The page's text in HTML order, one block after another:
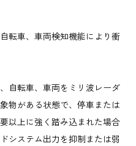
転車、車両検知機能により衝
自転車、車両をミリ波レーダ
物がある状態で、停車または
以上に強く踏み込まれた場合
システム出力を抑制または弱